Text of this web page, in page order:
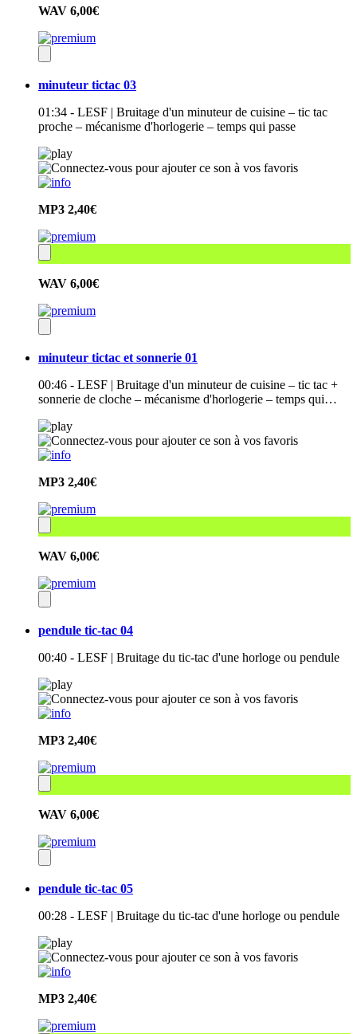
WAV 6,00€
minuteur tictac 03
01:34 - LESF | Bruitage d'un minuteur de cuisine – tic tac
proche – mécanisme d'horlogerie – temps qui passe
MP3 2,40€
WAV 6,00€
minuteur tictac et sonnerie 01
00:46 - LESF | Bruitage d'un minuteur de cuisine – tic tac +
sonnerie de cloche – mécanisme d'horlogerie – temps qui…
MP3 2,40€
WAV 6,00€
pendule tic-tac 04
00:40 - LESF | Bruitage du tic-tac d'une horloge ou pendule
MP3 2,40€
WAV 6,00€
pendule tic-tac 05
00:28 - LESF | Bruitage du tic-tac d'une horloge ou pendule
MP3 2,40€